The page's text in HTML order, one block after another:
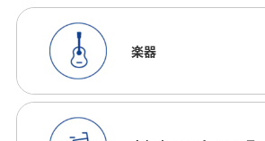
楽器